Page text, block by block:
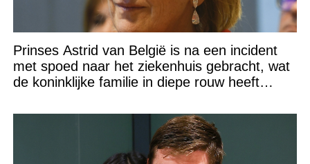
Prinses Astrid van België is na een incident
met spoed naar het ziekenhuis gebracht, wat
de koninklijke familie in diepe rouw heeft